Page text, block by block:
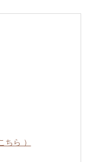
ちら ）